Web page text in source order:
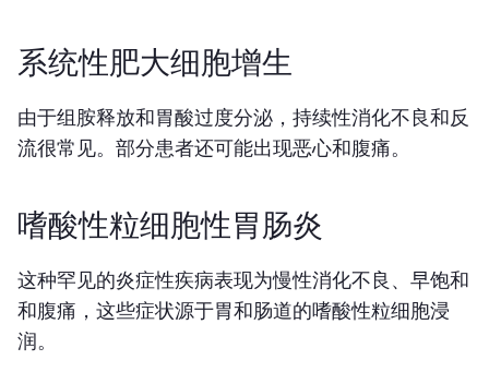
系统性肥大细胞增生
由于组胺释放和胃酸过度分泌，持续性消化不良和反
流很常见。部分患者还可能出现恶心和腹痛。
嗜酸性粒细胞性胃肠炎
这种罕见的炎症性疾病表现为慢性消化不良、早饱和
和腹痛，这些症状源于胃和肠道的嗜酸性粒细胞浸
润。